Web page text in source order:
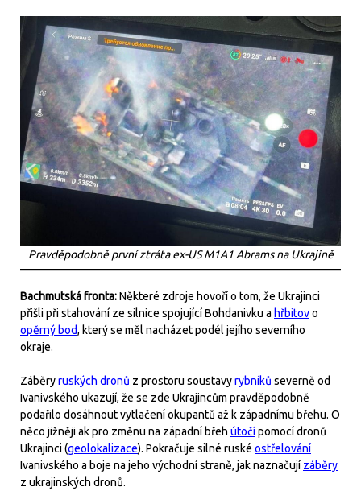
Pravděpodobně první ztráta ex-US M1A1 Abrams na Ukrajině
Bachmutská fronta:Některé zdroje hovoří o tom, že Ukrajinci
přišli při stahování ze silnice spojující Bohdanivku a hřbitovo
opěrný bod, který se měl nacházet podél jejího severního
okraje.
Záběryruských dronů z prostoru soustavyrybníků severně od
Ivanivského ukazují, že se zde Ukrajincům pravděpodobně
podařilo dosáhnout vytlačení okupantů až k západnímu břehu. O
něco jižněji ak pro změnu na západní břeh útočípomocí dronů
Ukrajinci (geolokalizace). Pokračuje silné ruské ostřelování
Ivanivského a boje na jeho východní straně, jak naznačují záběry
z ukrajinských dronů.